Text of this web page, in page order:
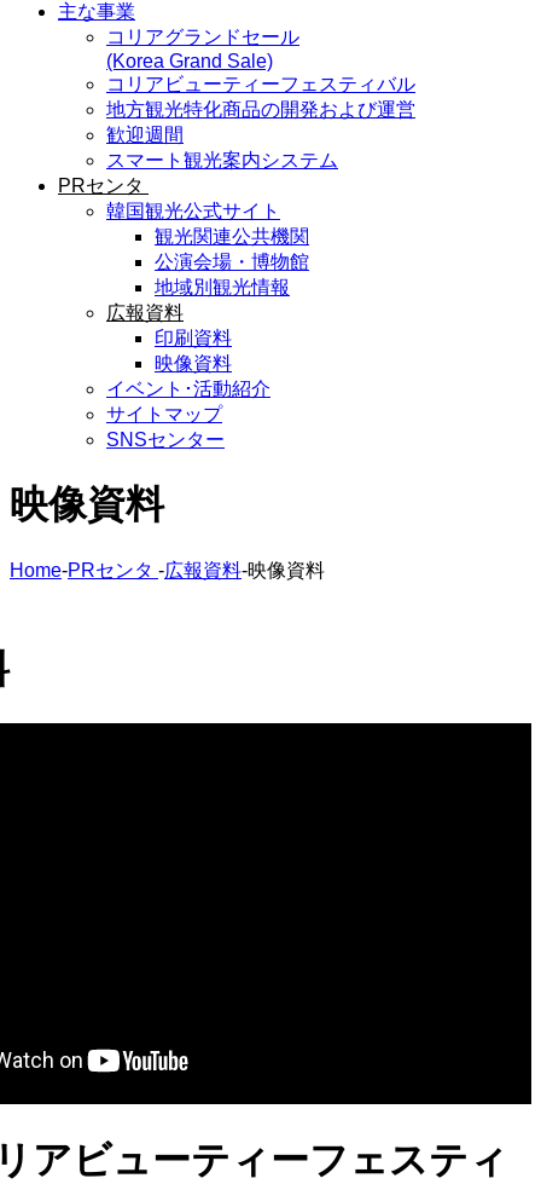
主な事業
コリアグランドセール
(Korea Grand Sale)
コリアビューティーフェスティバル
地方観光特化商品の開発および運営
歓迎週間
スマート観光案内システム
PRセンタ
韓国観光公式サイト
観光関連公共機関
公演会場・博物館
地域別観光情報
広報資料
印刷資料
映像資料
イベント･活動紹介
サイトマップ
SNSセンター
映像資料
Home-PRセンタ -広報資料-映像資料
アビューティーフェスティ